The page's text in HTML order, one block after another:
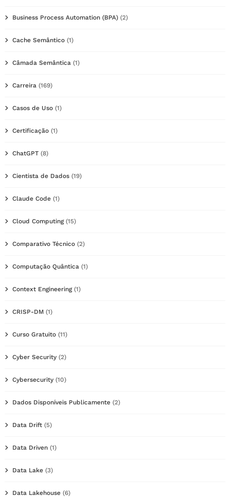
Business Process Automation (BPA) (2)
Cache Semântico (1)
Câmada Semântica (1)
Carreira (169)
Casos de Uso (1)
Certificação (1)
ChatGPT (8)
Cientista de Dados (19)
Claude Code (1)
Cloud Computing(15)
Comparativo Técnico (2)
Computação Quântica (1)
Context Engineering(1)
CRISP-DM (1)
Curso Gratuito (11)
Cyber Security (2)
Cybersecurity (10)
Dados Disponíveis Publicamente (2)
Data Drift (5)
Data Driven (1)
Data Lake (3)
Data Lakehouse (6)